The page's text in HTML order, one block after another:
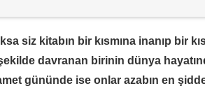
siz kitabın bir kısmına inanıp bir
davranan birinin dünya
gününde ise onlar azabın en